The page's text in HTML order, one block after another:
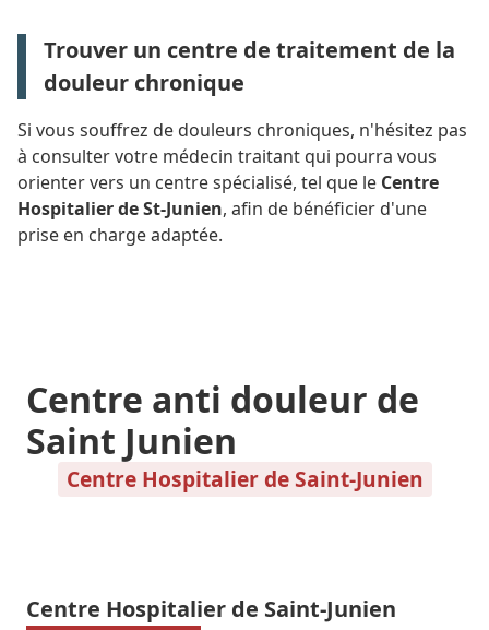
Trouver un centre de traitement de la
douleur chronique
Si vous souffrez de douleurs chroniques, n'hésitez pas
à consulter votre médecin traitant qui pourra vous
orienter vers un centre spécialisé, tel que le Centre
Hospitalier de St-Junien, afin de bénéficier d'une
prise en charge adaptée.
Centre anti douleur de
Saint Junien
Centre Hospitalier de Saint-Junien
Centre Hospitalier de Saint-Junien